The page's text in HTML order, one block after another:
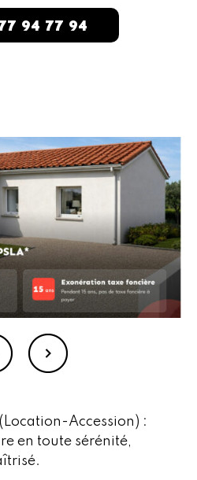
Accession) :
en toute sérénité,
94 77 94